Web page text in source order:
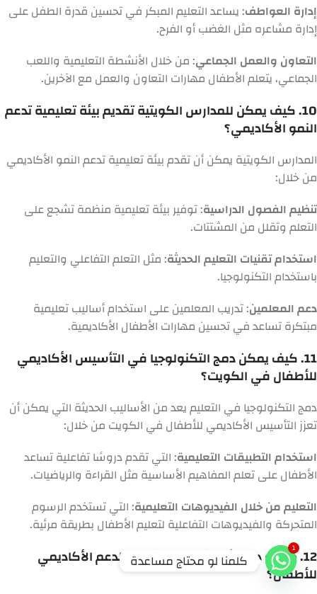
إدارة العواطف: يساعد التعليم المبكر في تحسين قدرة الطفل على
إدارة مشاعره مثل الغضب أو الفرح.
التعاون والعمل الجماعي: من خلال الأنشطة التعليمية واللعب
الجماعي، يتعلم الأطفال مهارات التعاون والعمل مع الآخرين.
10. كيف يمكن للمدارس الكويتية تقديم بيئة تعليمية تدعم
النمو الأكاديمي؟
المدارس الكويتية يمكن أن تقدم بيئة تعليمية تدعم النمو الأكاديمي
من خلال:
تنظيم الفصول الدراسية: توفير بيئة تعليمية منظمة تشجع على
التعلم وتقلل من المشتتات.
استخدام تقنيات التعليم الحديثة: مثل التعلم التفاعلي والتعليم
باستخدام التكنولوجيا.
دعم المعلمين: تدريب المعلمين على استخدام أساليب تعليمية
مبتكرة تساعد في تحسين مهارات الأطفال الأكاديمية.
11. كيف يمكن دمج التكنولوجيا في التأسيس الأكاديمي
للأطفال في الكويت؟
دمج التكنولوجيا في التعليم يعد من الأساليب الحديثة التي يمكن أن
تعزز التأسيس الأكاديمي للأطفال في الكويت من خلال:
استخدام التطبيقات التعليمية: التي تقدم دروسًا تفاعلية تساعد
الأطفال على تعلم المفاهيم الأساسية مثل القراءة والرياضيات.
التعليم من خلال الفيديوهات التعليمية: التي تستخدم الرسوم
المتحركة والفيديوهات التفاعلية لتعليم الأطفال بطريقة مرئية.
12. ما هو دور الأخصائيين في تقديم الدعم الأكاديمي
للأطفال؟
1
كلمنا لو محتاج مساعدة